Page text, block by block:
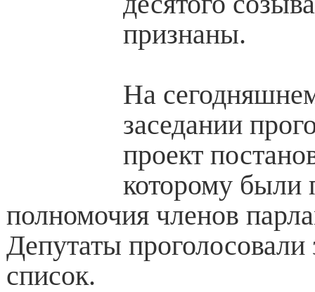
признаны.
На
заседании
проект
которому были
полномочия членов
Депутаты
список.